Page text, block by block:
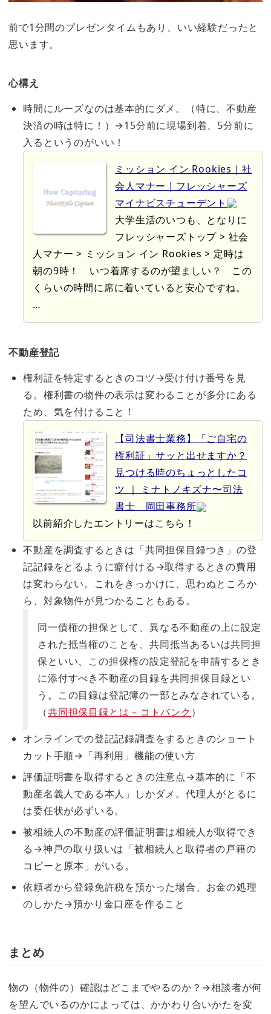
前で1分間のプレゼンタイムもあり、いい経験だったと
思います。
心構え
時間にルーズなのは基本的にダメ。（特に、不動産
決済の時は特に！）→15分前に現場到着、5分前に
入る というのがいい！
ミッション イン Rookies｜社
会人マナー｜フレッシャーズ
マイナビスチューデント
大学生活のいつも、となりに
フレッシャーズトップ > 社会
人マナー > ミッション イン Rookies > 定時は
朝の9時！ いつ着席するのが望ましい？ この
くらいの時間に席に着いていると安心ですね。
…
不動産登記
権利証を特定するときのコツ→受け付け番号を見
る。 権利書の物件の表示は変わることが多分にある
ため、気を付けること！
【司法書士業務】「ご自宅の
権利証」サッと出せますか？
見つける時のちょっとしたコ
ツ ｜ ミナトノキズナ〜司法
書士 岡田事務所
以前紹介したエントリーはこちら！
不動産を調査するときは「共同担保目録つき」の登
記記録をとるように癖付ける→取得するときの費用
は変わらない。これをきっかけに、思わぬところか
ら、対象物件が見つかることもある。
同一債権の担保として、異なる不動産の上に設定
された抵当権のことを、共同抵当あるいは共同担
保といい、この担保権の設定登記を申請するとき
に添付すべき不動産の目録を共同担保目録とい
う。この目録は登記簿の一部とみなされている。
（共同担保目録とは – コトバンク ）
オンラインでの登記記録調査をするときのショート
カット手順→「再利用」機能の使い方
評価証明書を取得するときの注意点→基本的に「不
動産名義人である本人」しかダメ。代理人がとるに
は委任状が必ずいる。
被相続人の不動産の評価証明書は相続人が取得でき
る→神戸の取り扱いは「被相続人と取得者の戸籍の
コピーと原本」がいる。
依頼者から登録免許税を預かった場合、お金の処理
のしかた→預かり金口座を作ること
まとめ
物の（物件の）確認はどこまでやるのか？→相談者が何
を望んでいるのかによっては、かかわり合いかたを変